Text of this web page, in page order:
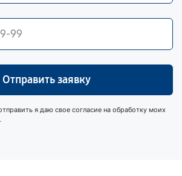
Отправить заявку
я даю свое согласие на обработку моих
.